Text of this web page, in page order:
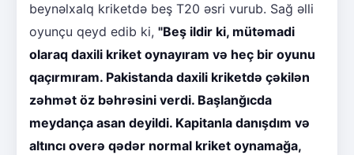
beynəlxalq kriketdə beş T20 əsri vurub. Sağ əlli
oyunçu qeyd edib ki, "Beş ildir ki, mütəmadi
olaraq daxili kriket oynayıram və heç bir oyunu
qaçırmıram. Pakistanda daxili kriketdə çəkilən
zəhmət öz bəhrəsini verdi. Başlanğıcda
meydança asan deyildi. Kapitanla danışdım və
altıncı overə qədər normal kriket oynamağa,